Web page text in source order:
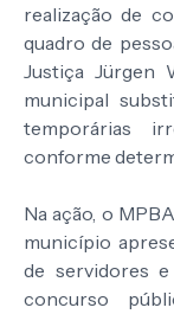
realização de
quadro de
Justiça Jürgen
municipal
temporárias
conforme
Na ação, o
município
de servidores
concurso